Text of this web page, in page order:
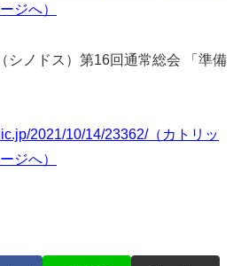
ジへ）
ノドス）第16回通常総会 「準備
2021/10/14/23362/（カトリッ
ジへ）